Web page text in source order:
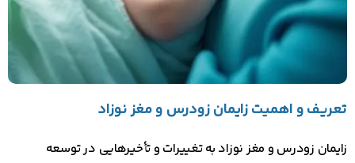
تعریف و اهمیت زایمان زودرس و مغز نوزاد
زایمان زودرس و مغز نوزاد به تغییرات و تأخیرهایی در توسعه